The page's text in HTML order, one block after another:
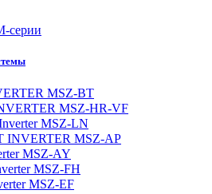
серии
MSZ-BT
MSZ-HR-VF
MSZ-LN
INVERTER MSZ-AP
MSZ-AY
MSZ-FH
MSZ-EF